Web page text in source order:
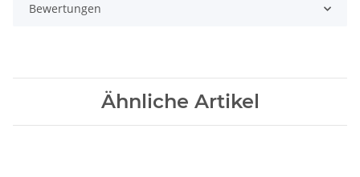
Bewertungen
Ähnliche Artikel